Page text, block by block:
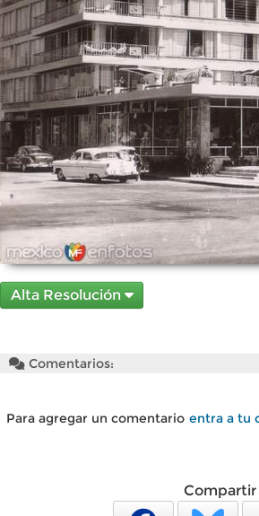
Alta Resolución
Comentarios:
Para agregar un comentario entra a tu
Compartir